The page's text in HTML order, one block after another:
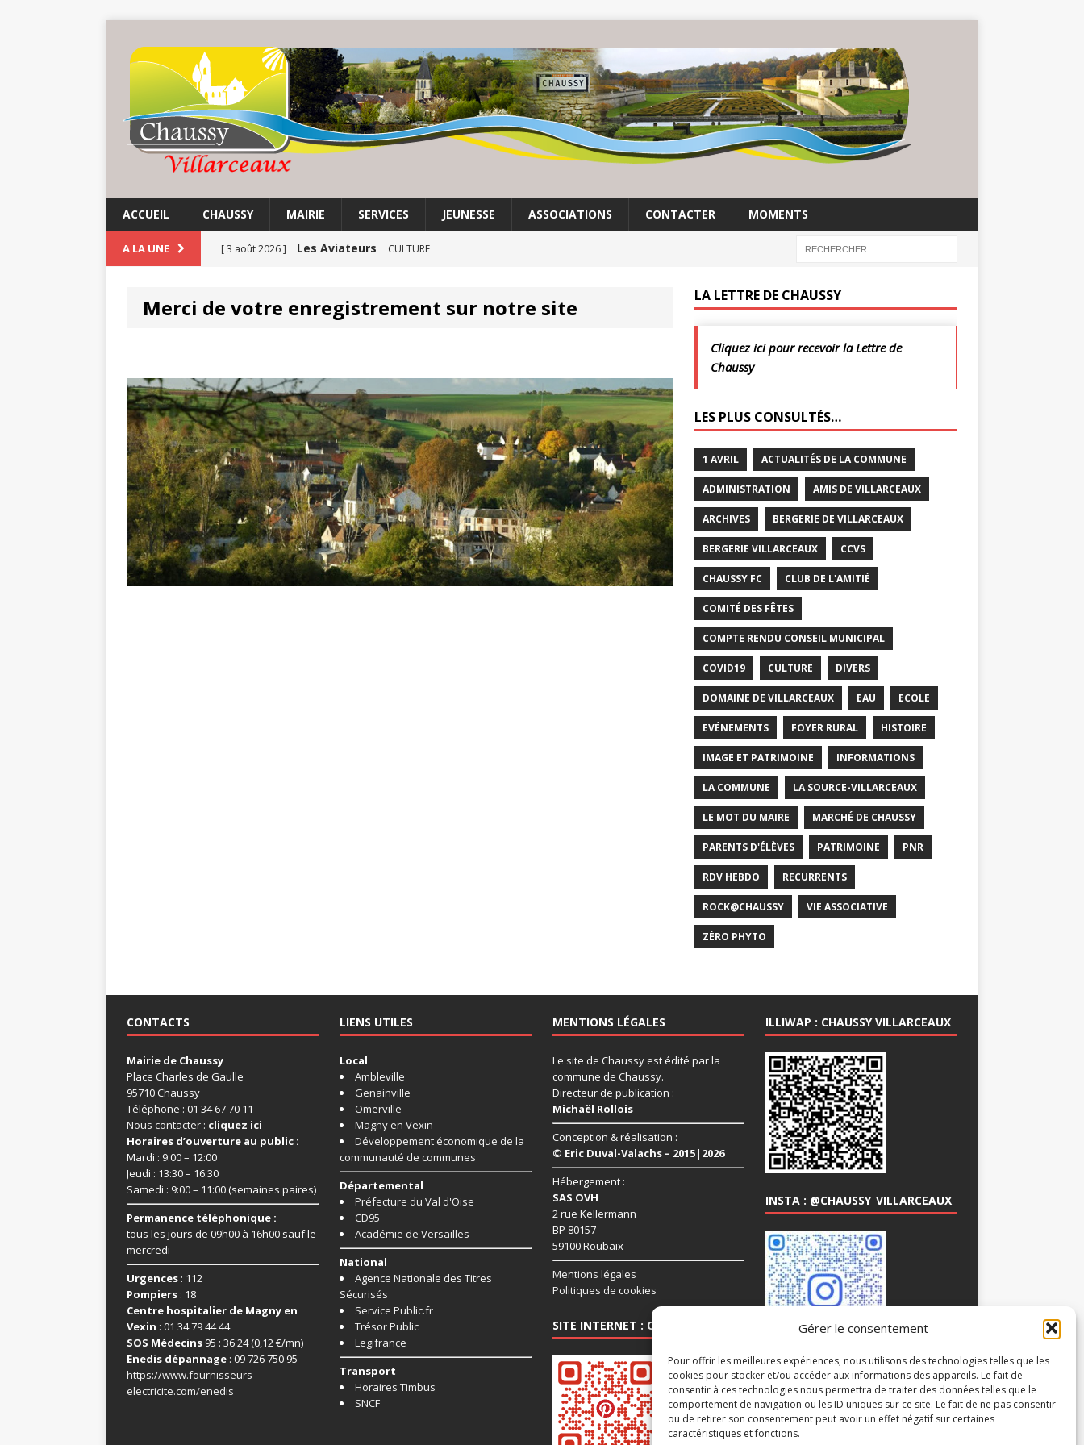
Gérer le consentement
Pour offrir les meilleures expériences, nous utilisons des technologies telles que les
cookies pour stocker et/ou accéder aux informations des appareils. Le fait de
consentir à ces technologies nous permettra de traiter des données telles que le
comportement de navigation ou les ID uniques sur ce site. Le fait de ne pas consentir
ou de retirer son consentement peut avoir un effet négatif sur certaines
caractéristiques et fonctions.
ACCUEIL CHAUSSY MAIRIE SERVICES JEUNESSE ASSOCIATIONS CONTACTER MOMENTS
A LA UNE [ 3 août 2026 ] Les Aviateurs CULTURE
[ 1 août 2026 ] Balade au crépuscule | Villarceaux | 1 août ACTUALITÉS DE LA
[ 17 juillet 2026 ] Balades extraordinaires | 26 juillet | Villarceaux ACTUALITÉS
DE LA COMMUNE
[ 3 août 2026 ] Ninon de Lenclos ACTUALITÉS DE LA COMMUNE
Merci de votre enregistrement sur notre site LA LETTRE DE CHAUSSY
Cliquez ici pour recevoir la Lettre de
Chaussy
LES PLUS CONSULTÉS…
1 AVRIL ACTUALITÉS DE LA COMMUNE
ADMINISTRATION AMIS DE VILLARCEAUX
ARCHIVES BERGERIE DE VILLARCEAUX
BERGERIE VILLARCEAUX CCVS
CHAUSSY FC CLUB DE L'AMITIÉ
COMITÉ DES FÊTES
COMPTE RENDU CONSEIL MUNICIPAL
COVID19 CULTURE DIVERS
DOMAINE DE VILLARCEAUX EAU ECOLE
EVÉNEMENTS FOYER RURAL HISTOIRE
IMAGE ET PATRIMOINE INFORMATIONS
LA COMMUNE LA SOURCE-VILLARCEAUX
LE MOT DU MAIRE MARCHÉ DE CHAUSSY
PARENTS D'ÉLÈVES PATRIMOINE PNR
RDV HEBDO RECURRENTS
ROCK@CHAUSSY VIE ASSOCIATIVE
ZÉRO PHYTO
CONTACTS
Mairie de Chaussy
Place Charles de Gaulle
95710 Chaussy
Téléphone : 01 34 67 70 11
Nous contacter : cliquez ici
Horaires d’ouverture au public :
Mardi : 9:00 – 12:00
Jeudi : 13:30 – 16:30
Samedi : 9:00 – 11:00 (semaines paires)
Permanence téléphonique :
tous les jours de 09h00 à 16h00 sauf le
mercredi
Urgences : 112
Pompiers : 18
Centre hospitalier de Magny en
Vexin : 01 34 79 44 44
SOS Médecins 95 : 36 24 (0,12 €/mn)
Enedis dépannage : 09 726 750 95
https://www.fournisseurs-
electricite.com/enedis
LIENS UTILES
Local
Ambleville
Genainville
Omerville
Magny en Vexin
Développement économique de la
communauté de communes
Départemental
Préfecture du Val d'Oise
CD95
Académie de Versailles
National
Agence Nationale des Titres
Sécurisés
Service Public.fr
Trésor Public
Legifrance
Transport
Horaires Timbus
SNCF
MENTIONS LÉGALES
Le site de Chaussy est édité par la
commune de Chaussy.
Directeur de publication :
Michaël Rollois
Conception & réalisation :
© Eric Duval-Valachs – 2015|2026
Hébergement :
SAS OVH
2 rue Kellermann
BP 80157
59100 Roubaix
Mentions légales
Politiques de cookies
SITE INTERNET : CHAUSSY95.COM
ILLIWAP : CHAUSSY VILLARCEAUX
INSTA : @CHAUSSY_VILLARCEAUX